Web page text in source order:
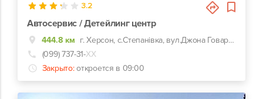
3.2
Автосервис / Детейлинг центр
444.8 км
г. Херсон, с.Степанівка, вул.Джона Говарда 99, гаражный кооператив "ОКТАН", с. Степановка
(099) 737-31-ХХ
Закрыто: откроется в 09:00